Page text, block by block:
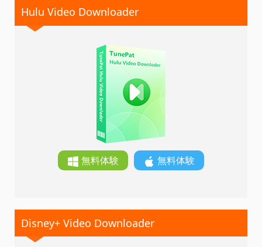
Hulu Video Downloader
無料体験 無料体験
Disney+ Video Downloader